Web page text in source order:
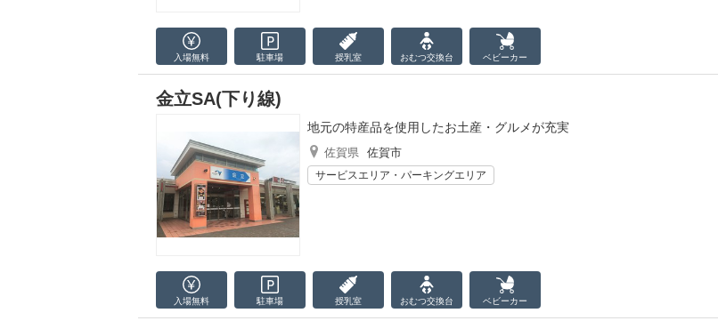
入場無料 駐車場 授乳室 おむつ交換台 ベビーカー
金立SA(下り線)
地元の特産品を使用したお土産・グルメが充実
佐賀県 佐賀市
サービスエリア・パーキングエリア
入場無料 駐車場 授乳室 おむつ交換台 ベビーカー